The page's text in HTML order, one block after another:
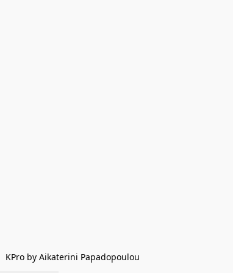
KPro by Aikaterini Papadopoulou